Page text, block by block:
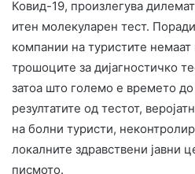
Ковид-19, произлегува
итен молекуларен тест.
компании на туристите немаат
трошоците за дијагностичко
затоа што големо е времето
резултатите од тестот,
на болни туристи,
локалните здравствени јавни
писмото.